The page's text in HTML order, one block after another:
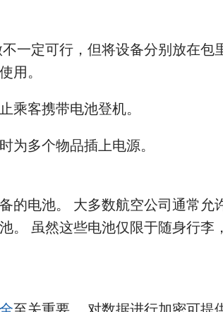
一定可行，但将设备分别放在包
用。
乘客携带电池登机。
为多个物品插上电源。
的电池。 大多数航空公司通常允
。 虽然这些电池仅限于随身行李